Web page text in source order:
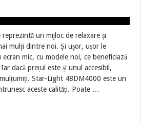
un mijloc de relaxare și
mulți dintre noi. Și ușor, ușor le
mic, cu modele noi, ce beneficiază
dacă prețul este și unul accesibil,
Star-Light 48DM4000 este un
aceste calități. Poate …